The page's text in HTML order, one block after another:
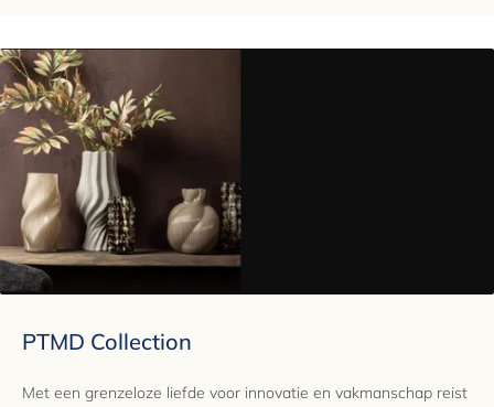
PTMD Collection
Met een grenzeloze liefde voor innovatie en vakmanschap reist